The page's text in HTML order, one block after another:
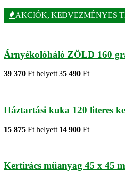
AKCIÓK, KEDVEZMÉNYES
Árnyékolóháló ZÖLD 160
39 370 Ft helyett 35 490 Ft
Háztartási kuka 120 literes
15 875 Ft helyett 14 900 Ft
Kertirács műanyag 45 x 45